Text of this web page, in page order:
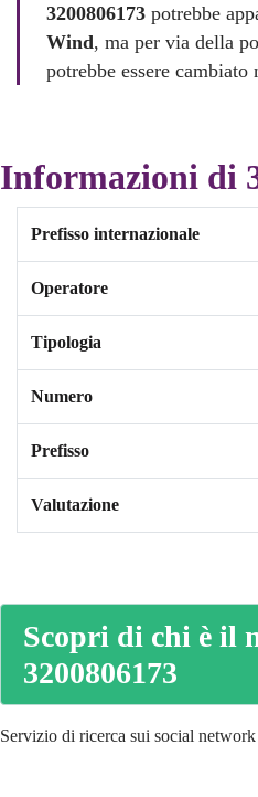
3200806173 potrebbe
Wind, ma per via della
potrebbe essere cambiato
Informazioni di
Prefisso internazionale
Operatore
Tipologia
Numero
Prefisso
Valutazione
Scopri di chi è il
3200806173
Servizio di ricerca sui social